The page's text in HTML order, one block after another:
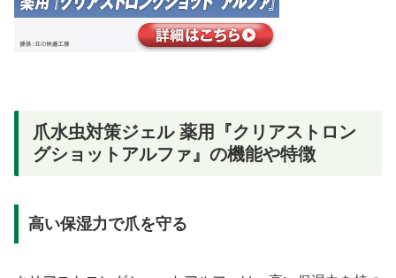
爪水虫対策ジェル 薬用『クリアストロン
グショットアルファ』の機能や特徴
高い保湿力で爪を守る